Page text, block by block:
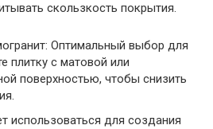
скользкость покрытия.
Оптимальный выбор для
плитку с матовой или
поверхностью, чтобы снизить
использоваться для создания